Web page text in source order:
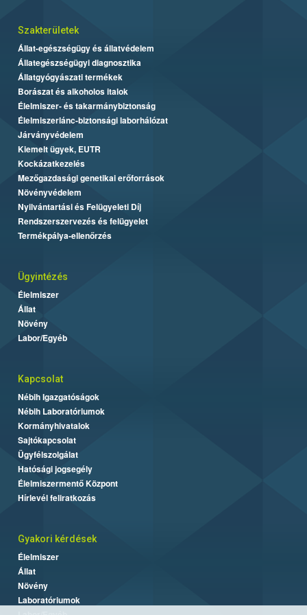
Szakterületek
Állat-egészségügy és állatvédelem
Állategészségügyi diagnosztika
Állatgyógyászati termékek
Borászat és alkoholos italok
Élelmiszer- és takarmánybiztonság
Élelmiszerlánc-biztonsági laborhálózat
Járványvédelem
Kiemelt ügyek, EUTR
Kockázatkezelés
Mezőgazdasági genetikai erőforrások
Növényvédelem
Nyilvántartási és Felügyeleti Díj
Rendszerszervezés és felügyelet
Termékpálya-ellenőrzés
Ügyintézés
Élelmiszer
Állat
Növény
Labor/Egyéb
Kapcsolat
Nébih Igazgatóságok
Nébih Laboratóriumok
Kormányhivatalok
Sajtókapcsolat
Ügyfélszolgálat
Hatósági jogsegély
Élelmiszermentő Központ
Hírlevél feliratkozás
Gyakori kérdések
Élelmiszer
Állat
Növény
Laboratóriumok